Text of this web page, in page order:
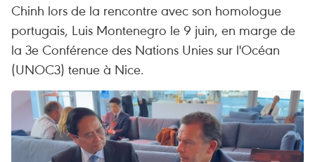
Chinh lors de la rencontre avec son homologue
portugais, Luis Montenegro le 9 juin, en marge de
la 3e Conférence des Nations Unies sur l'Océan
(UNOC3) tenue à Nice.